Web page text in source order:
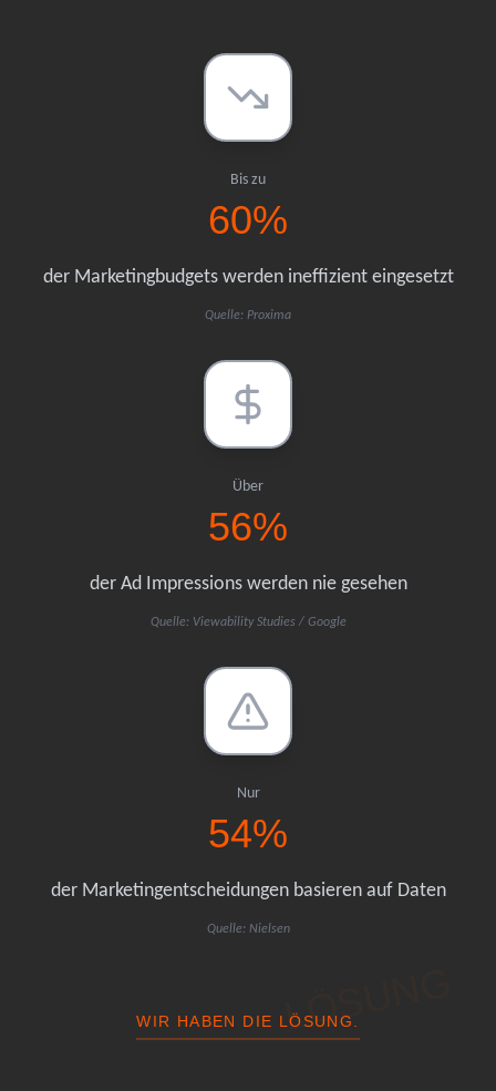
Bis zu
60%
der Marketingbudgets werden ineffizient eingesetzt
Quelle: Proxima
Über
56%
der Ad Impressions werden nie gesehen
Quelle: Viewability Studies / Google
Nur
54%
der Marketingentscheidungen basieren auf Daten
Quelle: Nielsen
WIR HABEN DIE LÖSUNG.
LÖSUNG